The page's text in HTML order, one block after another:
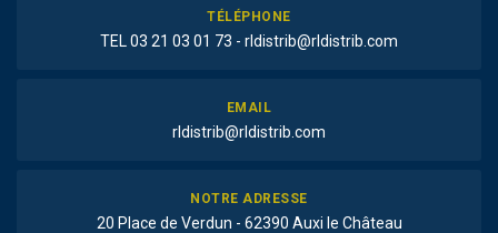
TÉLÉPHONE
TEL 03 21 03 01 73 - rldistrib@rldistrib.com
EMAIL
rldistrib@rldistrib.com
NOTRE ADRESSE
20 Place de Verdun - 62390 Auxi le Château